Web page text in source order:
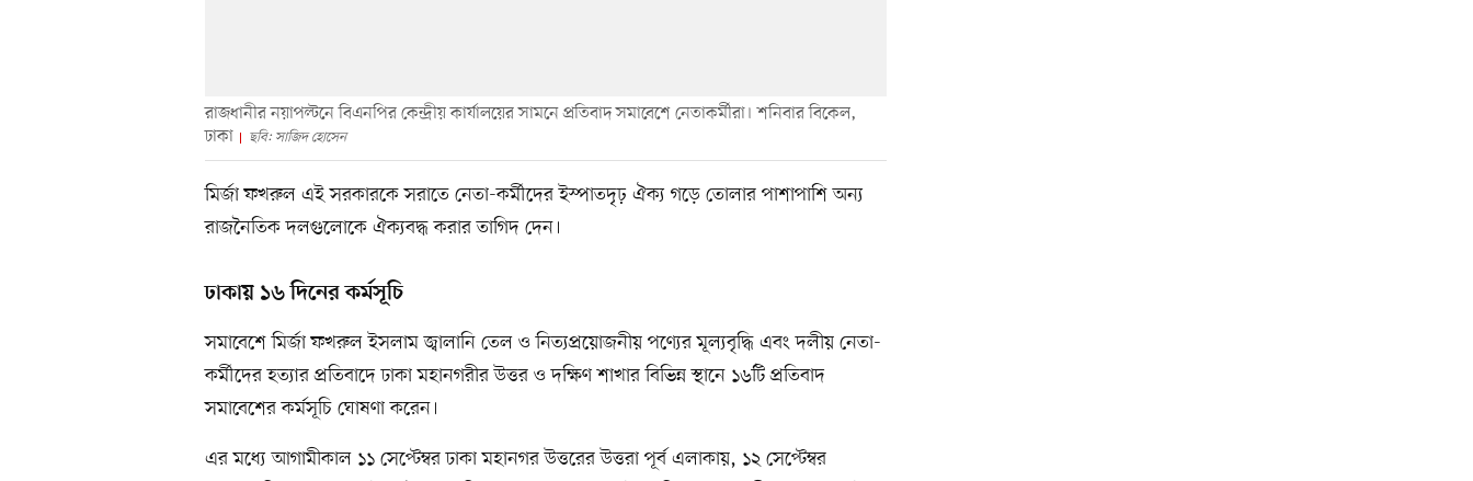
রাজধানীর নয়াপল্টনে বিএনপির কেন্দ্রীয় কার্যালয়ের সামনে প্রতিবাদ সমাবেশে নেতাকর্মীরা। শনিবার বিকেল,
ঢাকা
ছবি: সাজিদ হোসেন
মির্জা ফখরুল এই সরকারকে সরাতে নেতা-কর্মীদের ইস্পাতদৃঢ় ঐক্য গড়ে তোলার পাশাপাশি অন্য
রাজনৈতিক দলগুলোকে ঐক্যবদ্ধ করার তাগিদ দেন।
ঢাকায় ১৬ দিনের কর্মসূচি
সমাবেশে মির্জা ফখরুল ইসলাম জ্বালানি তেল ও নিত্যপ্রয়োজনীয় পণ্যের মূল্যবৃদ্ধি এবং দলীয় নেতা-
কর্মীদের হত্যার প্রতিবাদে ঢাকা মহানগরীর উত্তর ও দক্ষিণ শাখার বিভিন্ন স্থানে ১৬টি প্রতিবাদ
সমাবেশের কর্মসূচি ঘোষণা করেন।
এর মধ্যে আগামীকাল ১১ সেপ্টেম্বর ঢাকা মহানগর উত্তরের উত্তরা পূর্ব এলাকায়, ১২ সেপ্টেম্বর